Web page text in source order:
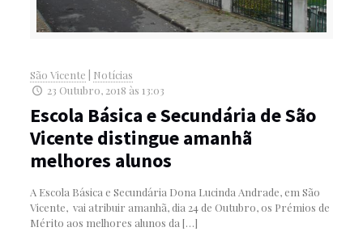
São Vicente
Notícias
23 Outubro, 2018 às 13:03
Escola Básica e Secundária de São
Vicente distingue amanhã
melhores alunos
A Escola Básica e Secundária Dona Lucinda Andrade, em São
Vicente, vai atribuir amanhã, dia 24 de Outubro, os Prémios de
Mérito aos melhores alunos da […]